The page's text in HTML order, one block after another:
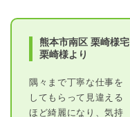
熊本市南区 栗崎様宅
栗崎様より
隅々まで丁寧な仕事を
してもらって見違える
ほど綺麗になり、気持